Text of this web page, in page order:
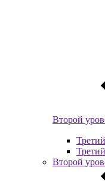
Второй
Второй